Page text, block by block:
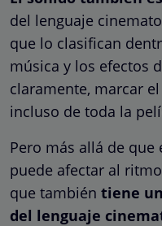
del lenguaje
que lo clasifican
música y los efectos
claramente, marcar
incluso de toda la
Pero más allá de
puede afectar al
que también tiene
del lenguaje